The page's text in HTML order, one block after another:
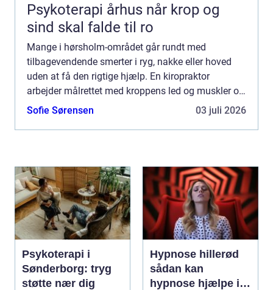
Psykoterapi århus når krop og
sind skal falde til ro
Mange i hørsholm-området går rundt med
tilbagevendende smerter i ryg, nakke eller hoved
uden at få den rigtige hjælp. En kiropraktor
arbejder målrettet med kroppens led og muskler og
kan ofte lindre smerter, forbedre bevægeligheden
Sofie Sørensen 03 juli 2026
Psykoterapi i
Sønderborg: tryg
støtte nær dig
Hypnose hillerød
sådan kan
hypnose hjælpe i